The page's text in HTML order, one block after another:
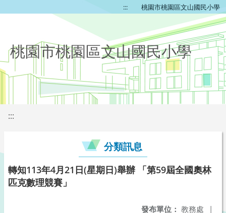
::: 桃園市桃園區文山國民小學
桃園市桃園區文山國民小學
:::
分類訊息
轉知113年4月21日(星期日)舉辦 「第59屆全國奧林
匹克數理競賽」
發布單位： 教務處 |